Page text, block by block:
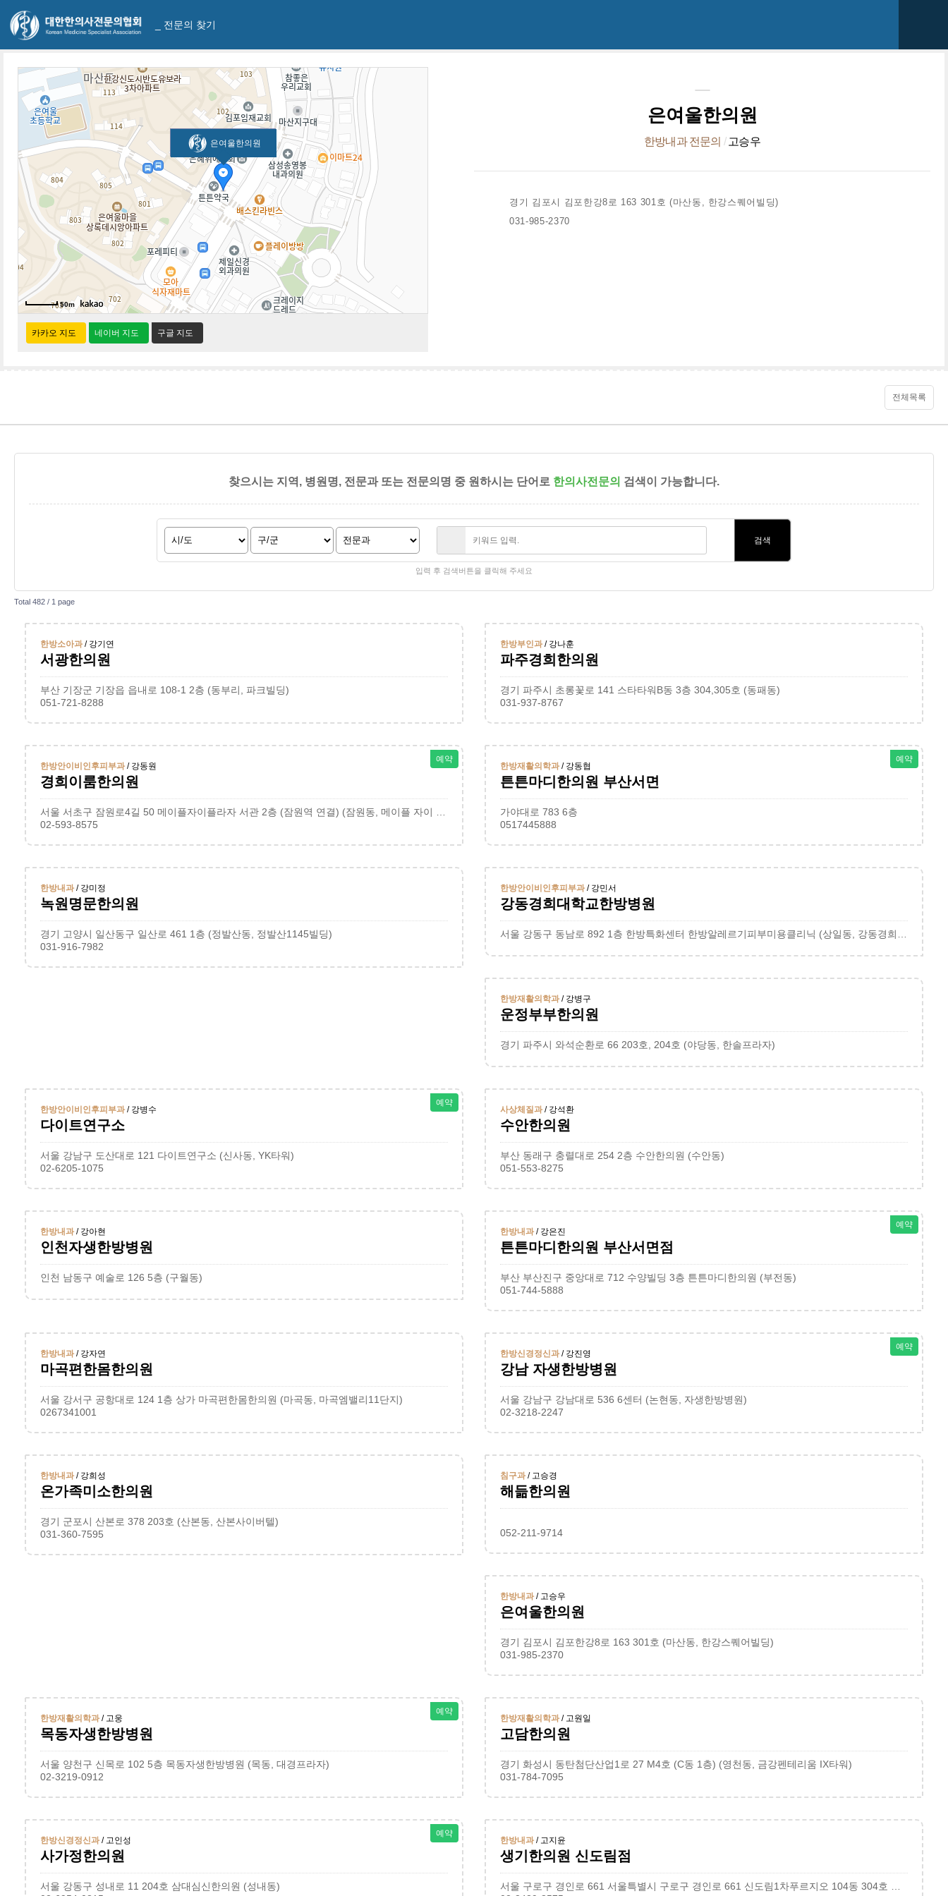
_ 전문의 찾기
은여울한의원
한방내과 전문의 / 고승우
경기 김포시 김포한강8로 163 301호 (마산동, 한강스퀘어빌딩)
031-985-2370
은여울한의원
50m
카카오 지도 네이버 지도 구글 지도
전체목록
찾으시는 지역, 병원명, 전문과 또는 전문의명 중 원하시는 단어로 한의사전문의 검색이 가능합니다.
검색
입력 후 검색버튼을 클릭해 주세요
Total 482 / 1 page
한방소아과/ 강기연
서광한의원
부산 기장군 기장읍 읍내로 108-1 2층 (동부리, 파크빌딩)
051-721-8288
한방부인과/ 강나훈
파주경희한의원
경기 파주시 초롱꽃로 141 스타타워B동 3층 304,305호 (동패동)
031-937-8767
한방안이비인후피부과/ 강동원
경희이룸한의원
예약
02-593-8575
한방재활의학과/ 강동협
튼튼마디한의원 부산서면
예약
가야대로 783 6층
0517445888
한방내과/ 강미정
녹원명문한의원
경기 고양시 일산동구 일산로 461 1층 (정발산동, 정발산1145빌딩)
031-916-7982
한방안이비인후피부과/ 강민서
강동경희대학교한방병원
한방재활의학과/ 강병구
운정부부한의원
경기 파주시 와석순환로 66 203호, 204호 (야당동, 한솔프라자)
한방안이비인후피부과/ 강병수
다이트연구소
예약
서울 강남구 도산대로 121 다이트연구소 (신사동, YK타워)
02-6205-1075
사상체질과/ 강석환
수안한의원
부산 동래구 충렬대로 254 2층 수안한의원 (수안동)
051-553-8275
한방내과/ 강아현
인천자생한방병원
인천 남동구 예술로 126 5층 (구월동)
한방내과/ 강은진
튼튼마디한의원 부산서면점
예약
부산 부산진구 중앙대로 712 수양빌딩 3층 튼튼마디한의원 (부전동)
051-744-5888
한방내과/ 강자연
마곡편한몸한의원
서울 강서구 공항대로 124 1층 상가 마곡편한몸한의원 (마곡동, 마곡엠밸리11단지)
0267341001
한방신경정신과/ 강진영
강남 자생한방병원
예약
서울 강남구 강남대로 536 6센터 (논현동, 자생한방병원)
02-3218-2247
한방내과/ 강희성
온가족미소한의원
경기 군포시 산본로 378 203호 (산본동, 산본사이버텔)
031-360-7595
침구과/ 고승경
해듦한의원
052-211-9714
한방내과/ 고승우
은여울한의원
경기 김포시 김포한강8로 163 301호 (마산동, 한강스퀘어빌딩)
031-985-2370
한방재활의학과/ 고웅
목동자생한방병원
예약
서울 양천구 신목로 102 5층 목동자생한방병원 (목동, 대경프라자)
02-3219-0912
한방재활의학과/ 고원일
고담한의원
경기 화성시 동탄첨단산업1로 27 M4호 (C동 1층) (영천동, 금강펜테리움 IX타워)
031-784-7095
한방신경정신과/ 고인성
사가정한의원
예약
서울 강동구 성내로 11 204호 삼대심신한의원 (성내동)
한방내과/ 고지윤
생기한의원 신도림점